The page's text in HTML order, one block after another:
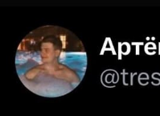
Код: